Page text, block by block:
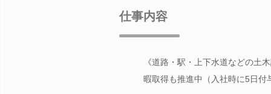
仕事内容
《道路・駅・上下水道などの
暇取得も推進中（入社時に5日